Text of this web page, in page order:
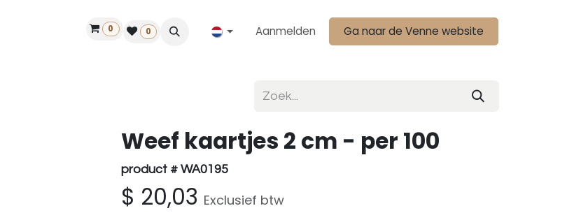
Vind een dealer
0 0 Aanmelden Ga naar de Venne website
Weef kaartjes 2 cm - per 100
product # WA0195
$ 20,03 Exclusief btw